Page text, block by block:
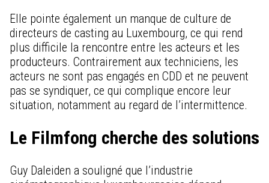
Elle pointe également un manque de culture de
directeurs de casting au Luxembourg, ce qui rend
plus difficile la rencontre entre les acteurs et les
producteurs. Contrairement aux techniciens, les
acteurs ne sont pas engagés en CDD et ne peuvent
pas se syndiquer, ce qui complique encore leur
situation, notamment au regard de l’intermittence.
Le Filmfong cherche des solutions
Guy Daleiden a souligné que l’industrie